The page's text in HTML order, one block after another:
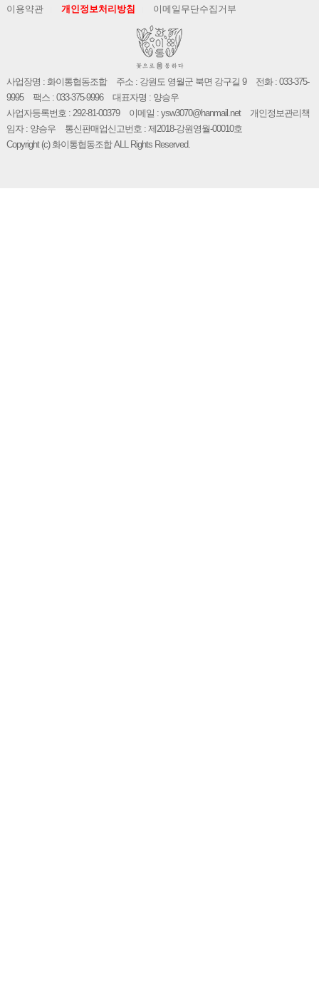
이용약관 개인정보처리방침 이메일무단수집거부
사업장명 : 화이통협동조합 주소 : 강원도 영월군 북면 강구길 9
전화 : 033-375-
9995
팩스 : 033-375-9996
대표자명 : 양승우
사업자등록번호 : 292-81-00379
이메일 : ysw3070@hanmail.net
개인정보관리책
임자 : 양승우
통신판매업신고번호 : 제2018-강원영월-00010호
Copyright (c) 화이통협동조합 ALL Rights Reserved.